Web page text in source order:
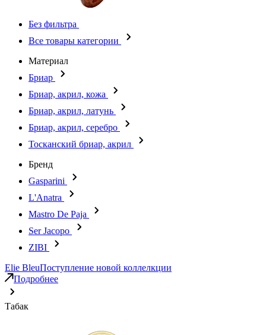
Без фильтра
Все товары категории
Материал
Бриар
Бриар, акрил, кожа
Бриар, акрил, латунь
Бриар, акрил, серебро
Тосканский бриар, акрил
Бренд
Gasparini
L'Anatra
Mastro De Paja
Ser Jacopo
ZIBI
Elie BleuПоступление новой коллелкции
Подробнее
Табак